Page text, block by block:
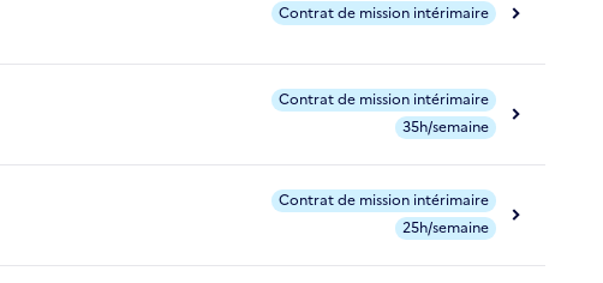
Contrat de mission intérimaire
Contrat de mission intérimaire
35h/semaine
Contrat de mission intérimaire
25h/semaine